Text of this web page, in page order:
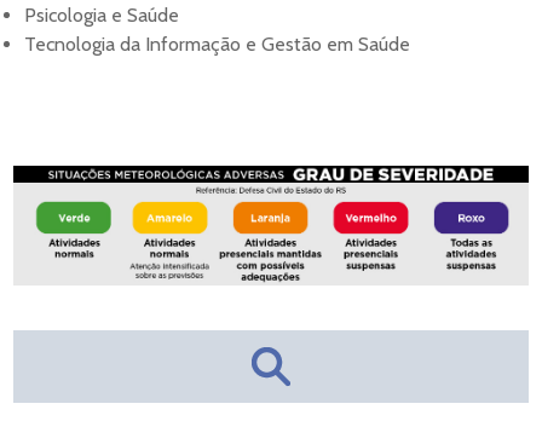
Psicologia e Saúde
Tecnologia da Informação e Gestão em Saúde